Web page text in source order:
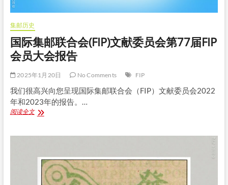
集邮历史
国际集邮联合会(FIP)文献委员会第77届FIP
会员大会报告
2025年1月20日 No Comments FIP
我们很高兴向您呈现国际集邮联合会（FIP）文献委员会2022
年和2023年的报告。…
阅读全文国
合